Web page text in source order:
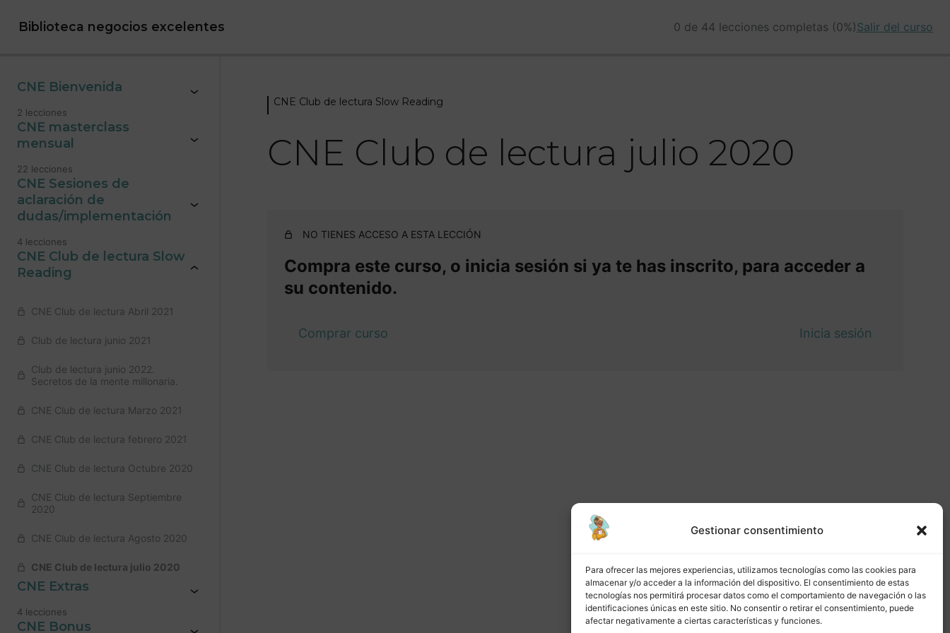
Gestionar consentimiento
Para ofrecer las mejores experiencias, utilizamos tecnologías como las cookies para
almacenar y/o acceder a la información del dispositivo. El consentimiento de estas
tecnologías nos permitirá procesar datos como el comportamiento de navegación o las
identificaciones únicas en este sitio. No consentir o retirar el consentimiento, puede
afectar negativamente a ciertas características y funciones.
Biblioteca negocios excelentes 0 de 44 lecciones completas (0%)Salir del curso
CNE Bienvenida
2 lecciones
CNE masterclass
mensual
22 lecciones
CNE Sesiones de
aclaración de
dudas/implementación
4 lecciones
CNE Club de lectura Slow
Reading
CNE Club de lectura Abril 2021
Club de lectura junio 2021
Club de lectura junio 2022.
Secretos de la mente millonaria.
CNE Club de lectura Marzo 2021
CNE Club de lectura febrero 2021
CNE Club de lectura Octubre 2020
CNE Club de lectura Septiembre
2020
CNE Club de lectura Agosto 2020
CNE Club de lectura julio 2020
CNE Extras
4 lecciones
CNE Bonus
CNE Club de lectura Slow Reading
CNE Club de lectura julio 2020
NO TIENES ACCESO A ESTA LECCIÓN
Compra este curso, o inicia sesión si ya te has inscrito, para acceder a
su contenido.
Comprar curso Inicia sesión